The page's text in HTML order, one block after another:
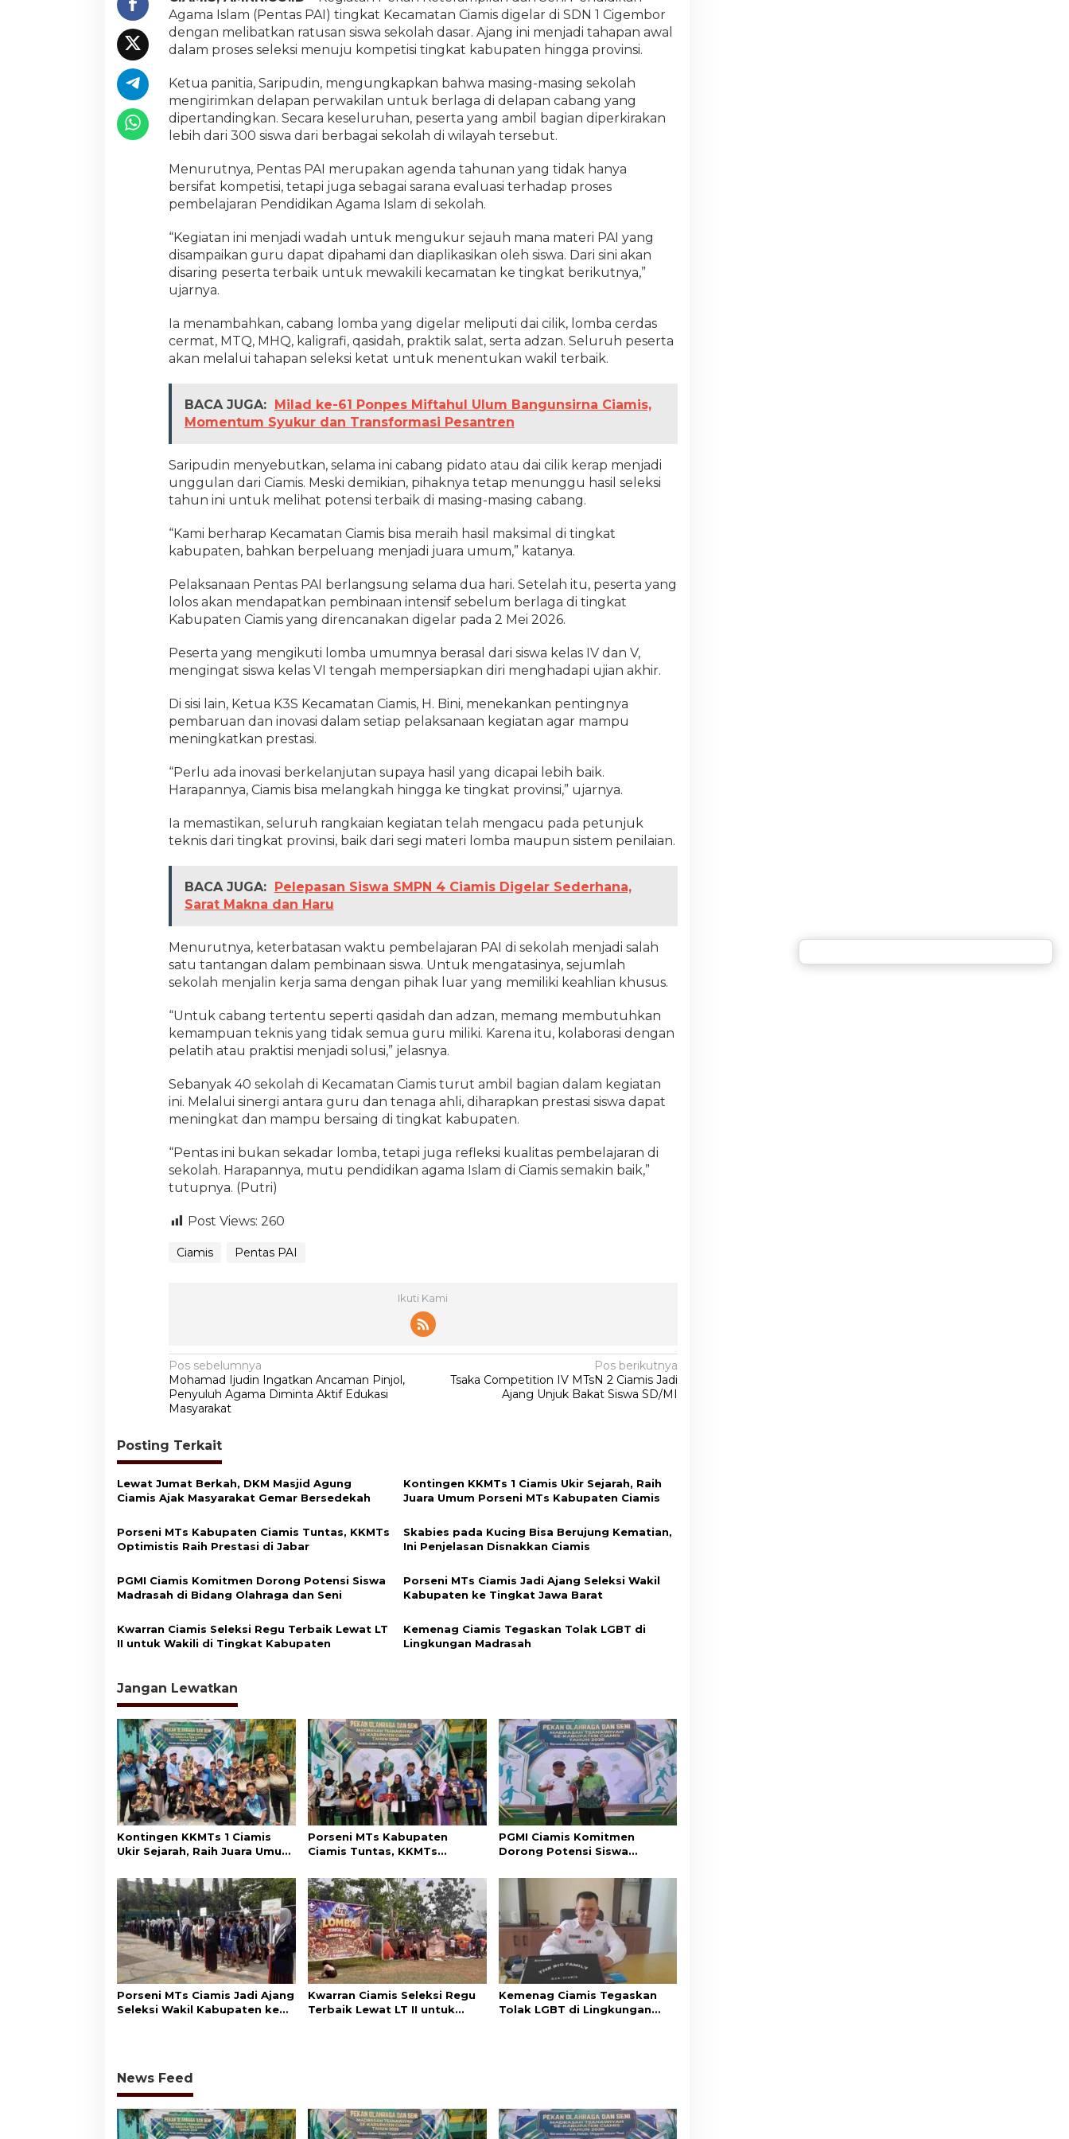
d
a
r
i
0
0
P
e
s
r
t
a
Agama Islam (Pentas PAI) tingkat Kecamatan Ciamis digelar di SDN 1 Cigembor
dengan melibatkan ratusan siswa sekolah dasar. Ajang ini menjadi tahapan awal
dalam proses seleksi menuju kompetisi tingkat kabupaten hingga provinsi.
Ketua panitia, Saripudin, mengungkapkan bahwa masing-masing sekolah
mengirimkan delapan perwakilan untuk berlaga di delapan cabang yang
dipertandingkan. Secara keseluruhan, peserta yang ambil bagian diperkirakan
lebih dari 300 siswa dari berbagai sekolah di wilayah tersebut.
Menurutnya, Pentas PAI merupakan agenda tahunan yang tidak hanya
bersifat kompetisi, tetapi juga sebagai sarana evaluasi terhadap proses
pembelajaran Pendidikan Agama Islam di sekolah.
“Kegiatan ini menjadi wadah untuk mengukur sejauh mana materi PAI yang
disampaikan guru dapat dipahami dan diaplikasikan oleh siswa. Dari sini akan
disaring peserta terbaik untuk mewakili kecamatan ke tingkat berikutnya,”
ujarnya.
Ia menambahkan, cabang lomba yang digelar meliputi dai cilik, lomba cerdas
cermat, MTQ, MHQ, kaligrafi, qasidah, praktik salat, serta adzan. Seluruh peserta
akan melalui tahapan seleksi ketat untuk menentukan wakil terbaik.
BACA JUGA:
Milad ke-61 Ponpes Miftahul Ulum Bangunsirna Ciamis,
Momentum Syukur dan Transformasi Pesantren
Saripudin menyebutkan, selama ini cabang pidato atau dai cilik kerap menjadi
unggulan dari Ciamis. Meski demikian, pihaknya tetap menunggu hasil seleksi
tahun ini untuk melihat potensi terbaik di masing-masing cabang.
“Kami berharap Kecamatan Ciamis bisa meraih hasil maksimal di tingkat
kabupaten, bahkan berpeluang menjadi juara umum,” katanya.
Pelaksanaan Pentas PAI berlangsung selama dua hari. Setelah itu, peserta yang
lolos akan mendapatkan pembinaan intensif sebelum berlaga di tingkat
Kabupaten Ciamis yang direncanakan digelar pada 2 Mei 2026.
Peserta yang mengikuti lomba umumnya berasal dari siswa kelas IV dan V,
mengingat siswa kelas VI tengah mempersiapkan diri menghadapi ujian akhir.
Di sisi lain, Ketua K3S Kecamatan Ciamis, H. Bini, menekankan pentingnya
pembaruan dan inovasi dalam setiap pelaksanaan kegiatan agar mampu
meningkatkan prestasi.
“Perlu ada inovasi berkelanjutan supaya hasil yang dicapai lebih baik.
Harapannya, Ciamis bisa melangkah hingga ke tingkat provinsi,” ujarnya.
Ia memastikan, seluruh rangkaian kegiatan telah mengacu pada petunjuk
teknis dari tingkat provinsi, baik dari segi materi lomba maupun sistem penilaian.
BACA JUGA:
Pelepasan Siswa SMPN 4 Ciamis Digelar Sederhana,
Sarat Makna dan Haru
Menurutnya, keterbatasan waktu pembelajaran PAI di sekolah menjadi salah
satu tantangan dalam pembinaan siswa. Untuk mengatasinya, sejumlah
sekolah menjalin kerja sama dengan pihak luar yang memiliki keahlian khusus.
“Untuk cabang tertentu seperti qasidah dan adzan, memang membutuhkan
kemampuan teknis yang tidak semua guru miliki. Karena itu, kolaborasi dengan
pelatih atau praktisi menjadi solusi,” jelasnya.
Sebanyak 40 sekolah di Kecamatan Ciamis turut ambil bagian dalam kegiatan
ini. Melalui sinergi antara guru dan tenaga ahli, diharapkan prestasi siswa dapat
meningkat dan mampu bersaing di tingkat kabupaten.
“Pentas ini bukan sekadar lomba, tetapi juga refleksi kualitas pembelajaran di
sekolah. Harapannya, mutu pendidikan agama Islam di Ciamis semakin baik,”
tutupnya. (Putri)
Post Views: 260
Ciamis Pentas PAI
Ikuti Kami
N
a
v
i
g
a
s
i
p
o
s
Pos sebelumnya
Mohamad Ijudin Ingatkan Ancaman Pinjol,
Penyuluh Agama Diminta Aktif Edukasi
Masyarakat
Pos berikutnya
Tsaka Competition IV MTsN 2 Ciamis Jadi
Ajang Unjuk Bakat Siswa SD/MI
Posting Terkait
Lewat Jumat Berkah, DKM Masjid Agung
Ciamis Ajak Masyarakat Gemar Bersedekah
Kontingen KKMTs 1 Ciamis Ukir Sejarah, Raih
Juara Umum Porseni MTs Kabupaten Ciamis
Porseni MTs Kabupaten Ciamis Tuntas, KKMTs
Optimistis Raih Prestasi di Jabar
Skabies pada Kucing Bisa Berujung Kematian,
Ini Penjelasan Disnakkan Ciamis
PGMI Ciamis Komitmen Dorong Potensi Siswa
Madrasah di Bidang Olahraga dan Seni
Porseni MTs Ciamis Jadi Ajang Seleksi Wakil
Kabupaten ke Tingkat Jawa Barat
Kwarran Ciamis Seleksi Regu Terbaik Lewat LT
II untuk Wakili di Tingkat Kabupaten
Kemenag Ciamis Tegaskan Tolak LGBT di
Lingkungan Madrasah
Jangan Lewatkan
Kontingen KKMTs 1 Ciamis
Ukir Sejarah, Raih Juara Umum
Ciamis
Porseni MTs Kabupaten
Ciamis Tuntas, KKMTs
Jabar
PGMI Ciamis Komitmen
Dorong Potensi Siswa
dan Seni
Porseni MTs Ciamis Jadi Ajang
Seleksi Wakil Kabupaten ke
Kwarran Ciamis Seleksi Regu
Terbaik Lewat LT II untuk
Kemenag Ciamis Tegaskan
Tolak LGBT di Lingkungan
News Feed